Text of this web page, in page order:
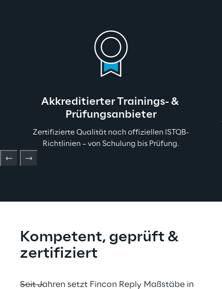
Akkreditierter Trainings- &
Prüfungsanbieter
Zertifizierte Qualität nach offiziellen ISTQB-
Richtlinien – von Schulung bis Prüfung.
Kompetent, geprüft &
zertifiziert
Seit Jahren setzt Fincon Reply Maßstäbe in